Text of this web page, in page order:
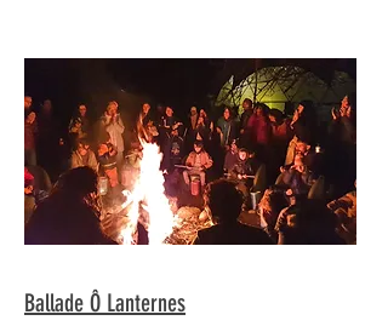
Ballade Ô Lanternes